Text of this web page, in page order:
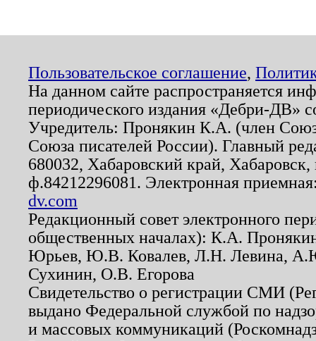
Пользовательское соглашение,
На данном сайте распространяется
периодического издания «Дебри-ДВ»
Учредитель: Пронякин К.А. (член
Союза писателей России). Главный
680032, Хабаровский край,
ф.84212296081. Электронная
dv.com
Редакционный совет электронного
общественных началах): К.А.
Юрьев, Ю.В. Ковалев, Л.Н. Левина,
Сухинин, О.В. Егорова
Свидетельство о регистрации СМИ
выдано Федеральной службой по
и массовых коммуникаций